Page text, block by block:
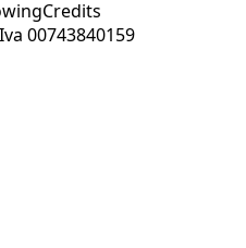
Credits
00743840159